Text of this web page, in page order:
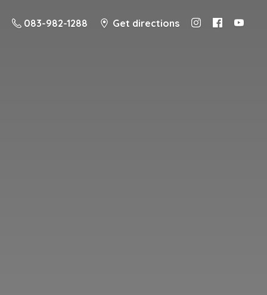
083-982-1288 Get directions